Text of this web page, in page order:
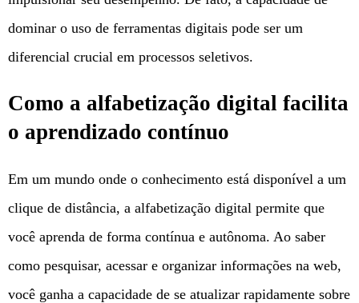
dominar o uso de ferramentas digitais pode ser um
diferencial crucial em processos seletivos.
Como a alfabetização digital facilita
o aprendizado contínuo
Em um mundo onde o conhecimento está disponível a um
clique de distância, a alfabetização digital permite que
você aprenda de forma contínua e autônoma. Ao saber
como pesquisar, acessar e organizar informações na web,
você ganha a capacidade de se atualizar rapidamente sobre